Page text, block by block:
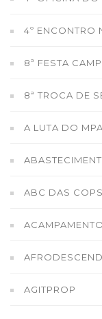
4º ENCONTRO
8ª FESTA
8ª TROCA DE
A LUTA DO
ABC DAS COPS
AGITPROP